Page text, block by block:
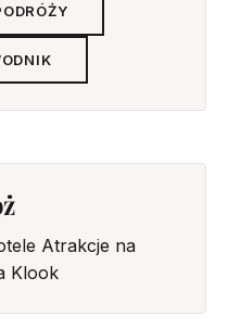
Atrakcje na
Klook